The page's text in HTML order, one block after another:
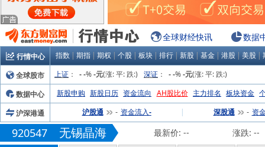
全球财经快讯 数据
行情中心 指数 | 期指 | 期权 | 个股 | 板块 | 排行 | 新股 | 基金 | 港股 | 美股 |
全球股市
上证 ： - -% -元(涨:平:跌:) 深证 ： - -% -元(涨:平:跌:)
数据中心
新股申购 新股日历 资金流向 AH股比价 主力排名 板块资金
沪深港通
沪股通 - 资金流入- | 深股通 - 资
920547 无锡晶海 最新价: -- 涨跌: --